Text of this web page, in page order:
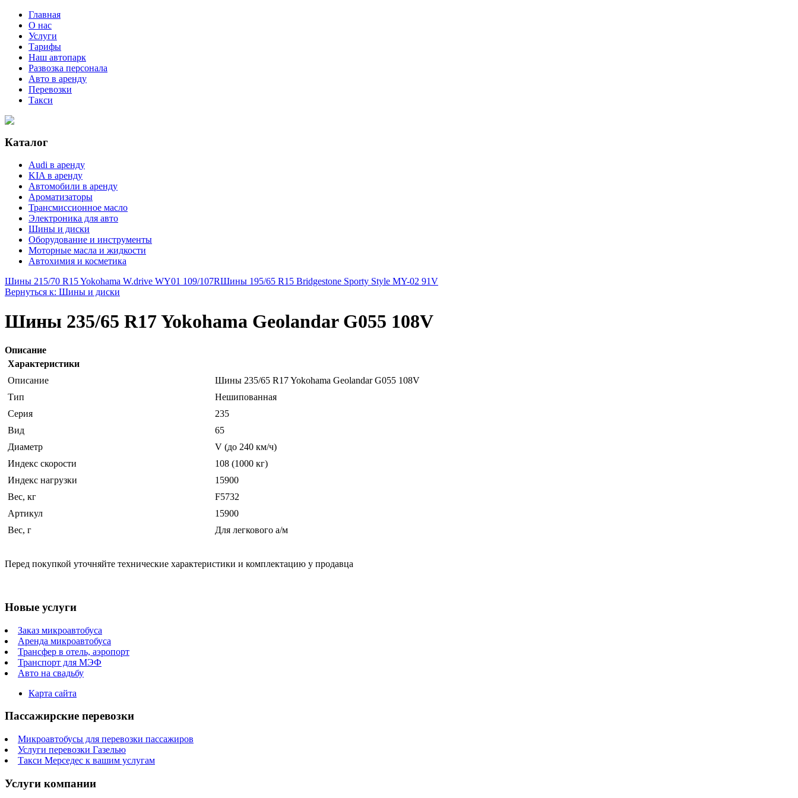
Главная
О нас
Услуги
Тарифы
Наш автопарк
Развозка персонала
Авто в аренду
Перевозки
Такси
Каталог
Audi в аренду
KIA в аренду
Автомобили в аренду
Ароматизаторы
Трансмиссионное масло
Электроника для авто
Шины и диски
Оборудование и инструменты
Моторные масла и жидкости
Автохимия и косметика
Шины 215/70 R15 Yokohama W.drive WY01 109/107RШины 195/65 R15 Bridgestone Sporty Style MY-02 91V
Вернуться к: Шины и диски
Шины 235/65 R17 Yokohama Geolandar G055 108V
Описание
Характеристики
Описание
Шины 235/65 R17 Yokohama Geolandar G055 108V
Тип
Нешипованная
Серия
235
Вид
65
Диаметр
V (до 240 км/ч)
Индекс скорости
108 (1000 кг)
Индекс нагрузки
15900
Вес, кг
F5732
Артикул
15900
Вес, г
Для легкового а/м
Перед покупкой уточняйте технические характеристики и комплектацию у продавца
Новые услуги
Заказ микроавтобуса
Аренда микроавтобуса
Трансфер в отель, аэропорт
Транспорт для МЭФ
Авто на свадьбу
Карта сайта
Пассажирские перевозки
Микроавтобусы для перевозки пассажиров
Услуги перевозки Газелью
Такси Мерседес к вашим услугам
Услуги компании